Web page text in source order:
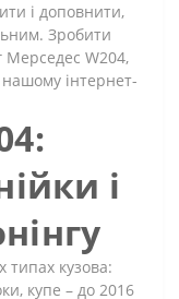
і доповнити,
Зробити
Мерседес W204,
інтернет-
і
типах кузова:
купе – до 2016